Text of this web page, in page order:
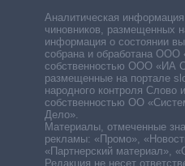
Аналитическая
чиновников, размещенных
информация о состоянии
собрана и обработана ООО
собственностью ООО «ИА
размещенные на портале
народного контроля Слово
собственностью ОО
Дело».
Материалы, отмеченные
рекламы: «Промо»,
«Партнерский материал»,
Редакция не несет